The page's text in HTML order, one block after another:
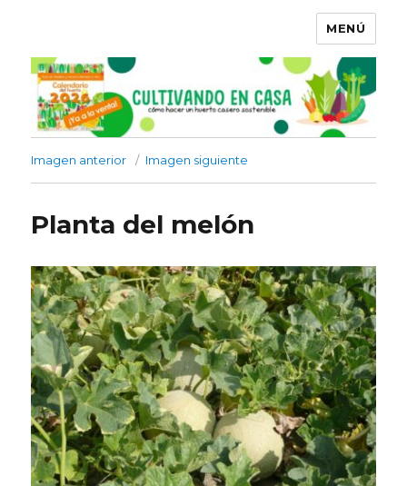
MENÚ
Imagen anterior Imagen siguiente
Planta del melón